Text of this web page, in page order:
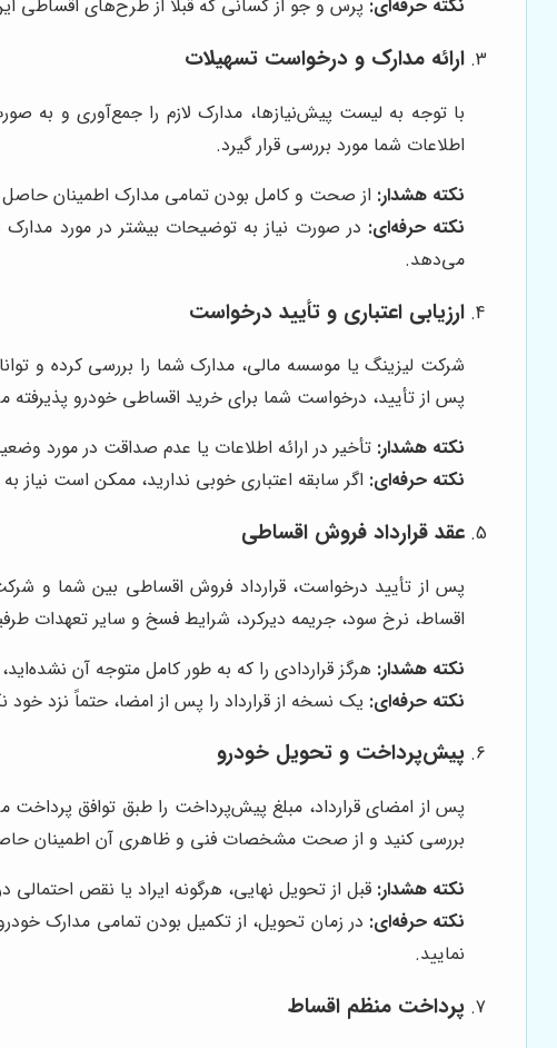
نکته حرفه‌ای: پرس و جو از کسانی که قبلاً از طرح‌های اقساطی
ارائه مدارک و درخواست تسهیلات
با توجه به لیست پیش‌نیازها، مدارک لازم را جمع‌آوری و
اطلاعات شما مورد بررسی قرار گیرد.
نکته هشدار: از صحت و کامل بودن تمامی مدارک اطمینان حاصل
نکته حرفه‌ای: در صورت نیاز به توضیحات بیشتر در مورد مدارک
می‌دهد.
ارزیابی اعتباری و تأیید درخواست
شرکت لیزینگ یا موسسه مالی، مدارک شما را بررسی کرده و
پس از تأیید، درخواست شما برای خرید اقساطی خودرو پذیرفته
نکته هشدار: تأخیر در ارائه اطلاعات یا عدم صداقت در مورد
نکته حرفه‌ای: اگر سابقه اعتباری خوبی ندارید، ممکن است
عقد قرارداد فروش اقساطی
پس از تأیید درخواست، قرارداد فروش اقساطی بین شما و
اقساط، نرخ سود، جریمه دیرکرد، شرایط فسخ و سایر تعهدات
نکته هشدار: هرگز قراردادی را که به طور کامل متوجه آن
نکته حرفه‌ای: یک نسخه از قرارداد را پس از امضا، حتماً نزد
پیش‌پرداخت و تحویل خودرو
پس از امضای قرارداد، مبلغ پیش‌پرداخت را طبق توافق
بررسی کنید و از صحت مشخصات فنی و ظاهری آن اطمینان
نکته هشدار: قبل از تحویل نهایی، هرگونه ایراد یا نقص
نکته حرفه‌ای: در زمان تحویل، از تکمیل بودن تمامی مدارک
نمایید.
پرداخت منظم اقساط